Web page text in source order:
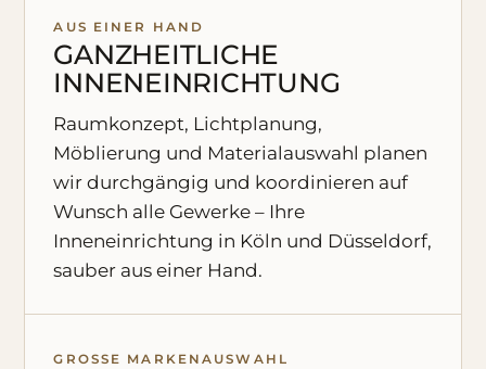
AUS EINER HAND
GANZHEITLICHE
INNENEINRICHTUNG
Raumkonzept, Lichtplanung,
Möblierung und Materialauswahl planen
wir durchgängig und koordinieren auf
Wunsch alle Gewerke – Ihre
Inneneinrichtung in Köln und Düsseldorf,
sauber aus einer Hand.
GROSSE MARKENAUSWAHL